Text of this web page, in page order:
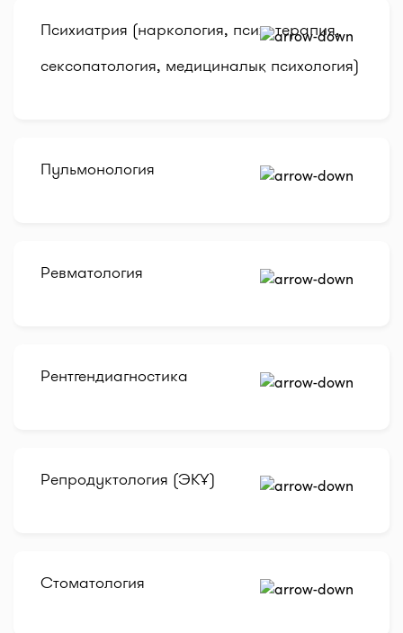
Психиатрия (наркология, психотерапия,
сексопатология, медициналық психология)
Пульмонология
Ревматология
Рентгендиагностика
Репродуктология (ЭКҰ)
Стоматология